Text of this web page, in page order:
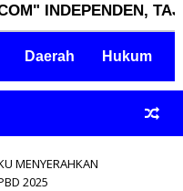
TAJAM,
Daerah Hukum
MENYERAHKAN
2025